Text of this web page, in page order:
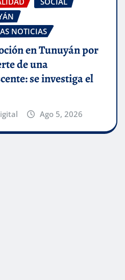
NOTICIAS
en Tunuyán por
de una
se investiga el
Ago 5, 2026